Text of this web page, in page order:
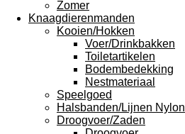
Zomer
Knaagdierenmanden
Kooien/Hokken
Voer/Drinkbakken
Toiletartikelen
Bodembedekking
Nestmateriaal
Speelgoed
Halsbanden/Lijnen Nylon
Droogvoer/Zaden